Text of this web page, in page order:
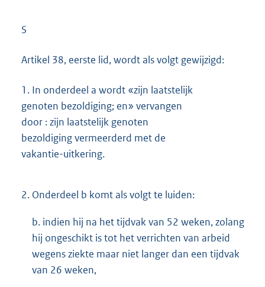
S
Artikel 38, eerste lid, wordt als volgt gewijzigd:
1. In onderdeel a wordt «zijn laatstelijk
genoten bezoldiging; en» vervangen
door : zijn laatstelijk genoten
bezoldiging vermeerderd met de
vakantie-uitkering.
2. Onderdeel b komt als volgt te luiden:
b. indien hij na het tijdvak van 52 weken, zolang
hij ongeschikt is tot het verrichten van arbeid
wegens ziekte maar niet langer dan een tijdvak
van 26 weken,